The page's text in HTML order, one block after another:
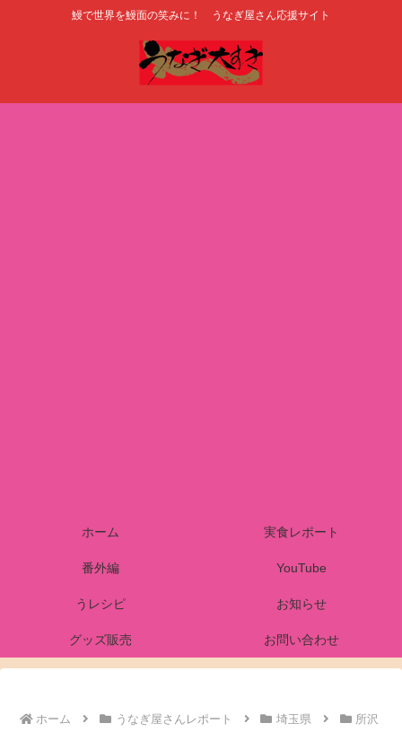
鰻で世界を鰻面の笑みに！ うなぎ屋さん応援サイト
ホーム 実食レポート
番外編 YouTube
うレシピ お知らせ
グッズ販売 お問い合わせ
ホーム うなぎ屋さんレポート 埼玉県
所沢